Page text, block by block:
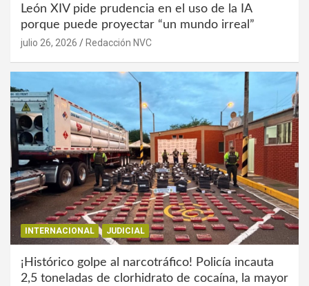
León XIV pide prudencia en el uso de la IA
porque puede proyectar “un mundo irreal”
julio 26, 2026 Redacción NVC
INTERNACIONAL JUDICIAL
¡Histórico golpe al narcotráfico! Policía incauta
2,5 toneladas de clorhidrato de cocaína, la mayor